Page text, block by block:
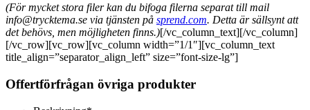
(För mycket stora filer kan du bifoga filerna separat till mail
info@trycktema.se via tjänsten på sprend.com. Detta är sällsynt att
det behövs, men möjligheten finns.)[/vc_column_text][/vc_column]
[/vc_row][vc_row][vc_column width=”1/1″][vc_column_text
title_align=”separator_align_left” size=”font-size-lg”]
Offertförfrågan övriga produkter